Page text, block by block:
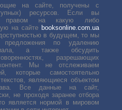
на сайте, получены с
ресурсов. Если вы
правом на какую либо
на сайте booksonline.com.ua
в будущем, то мы
предложения по удалению
а также обсудить
разрешающих
Мы не отслеживаем
которые самостоятельно
являющиеся объектом
Все данные на сайт,
не проходя заранее отбора
является нормой в мировом